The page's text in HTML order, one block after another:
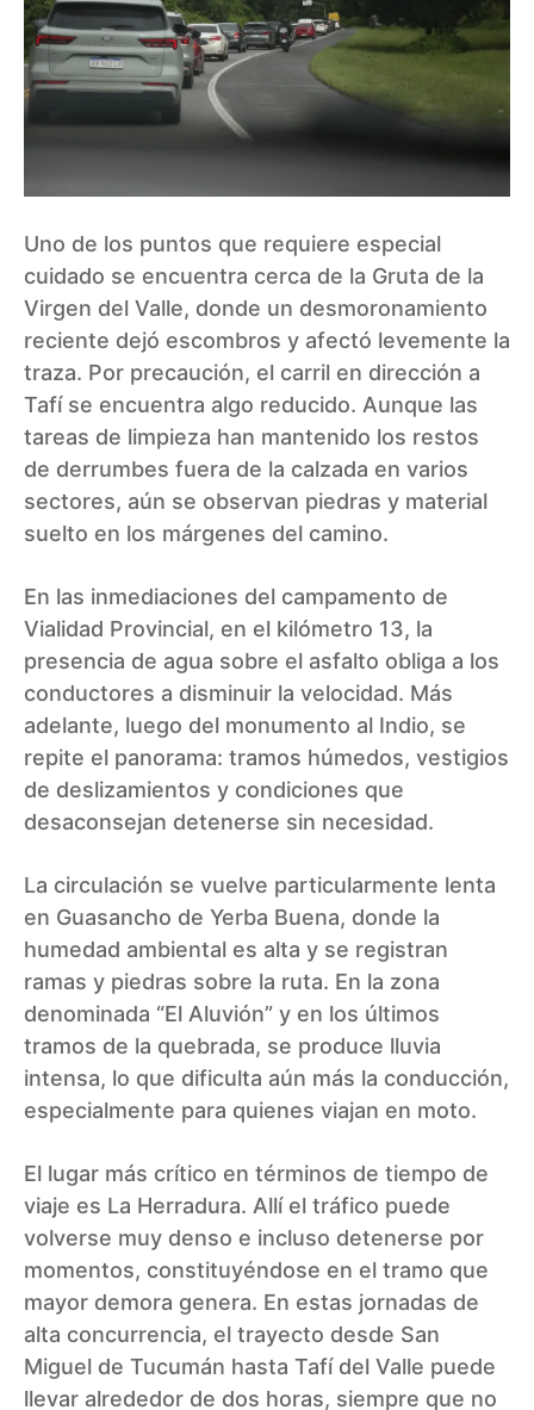
Uno de los puntos que requiere especial
cuidado se encuentra cerca de la Gruta de la
Virgen del Valle, donde un desmoronamiento
reciente dejó escombros y afectó levemente la
traza. Por precaución, el carril en dirección a
Tafí se encuentra algo reducido. Aunque las
tareas de limpieza han mantenido los restos
de derrumbes fuera de la calzada en varios
sectores, aún se observan piedras y material
suelto en los márgenes del camino.
En las inmediaciones del campamento de
Vialidad Provincial, en el kilómetro 13, la
presencia de agua sobre el asfalto obliga a los
conductores a disminuir la velocidad. Más
adelante, luego del monumento al Indio, se
repite el panorama: tramos húmedos, vestigios
de deslizamientos y condiciones que
desaconsejan detenerse sin necesidad.
La circulación se vuelve particularmente lenta
en Guasancho de Yerba Buena, donde la
humedad ambiental es alta y se registran
ramas y piedras sobre la ruta. En la zona
denominada “El Aluvión” y en los últimos
tramos de la quebrada, se produce lluvia
intensa, lo que dificulta aún más la conducción,
especialmente para quienes viajan en moto.
El lugar más crítico en términos de tiempo de
viaje es La Herradura. Allí el tráfico puede
volverse muy denso e incluso detenerse por
momentos, constituyéndose en el tramo que
mayor demora genera. En estas jornadas de
alta concurrencia, el trayecto desde San
Miguel de Tucumán hasta Tafí del Valle puede
llevar alrededor de dos horas, siempre que no